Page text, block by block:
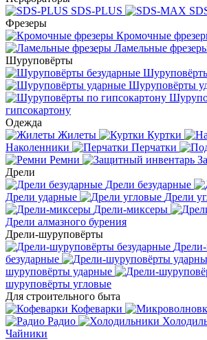
SDS-PLUS
Фрезеры
Кромочные
Ламельные
Шуруповёрты
Шуруповёрты
гипсокартону
Одежда
Жилеты
Куртки
Наколенники
Перчатки
Ремни
Дрели
Дрели безударные
Дрели ударные
Дрели
Дрели-миксеры
Дрели алмазного бурения
Дрели-шуруповёрты
безударные
шуруповёрты ударные
шуруповёрты угловые
Для строительного быта
Кофеварки
Радио
Чайники